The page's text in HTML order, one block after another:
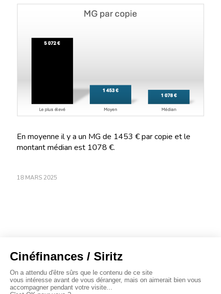
En moyenne il y a un MG de 1453 € par copie et le
montant médian est 1078 €.
18 MARS 2025
À propos
Baromètres